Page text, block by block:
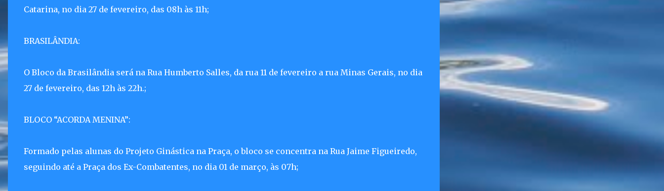
Catarina, no dia 27 de fevereiro, das 08h às 11h;
BRASILÂNDIA:
O Bloco da Brasilândia será na Rua Humberto Salles, da rua 11 de fevereiro a rua Minas Gerais, no dia
27 de fevereiro, das 12h às 22h.;
BLOCO “ACORDA MENINA”:
Formado pelas alunas do Projeto Ginástica na Praça, o bloco se concentra na Rua Jaime Figueiredo,
seguindo até a Praça dos Ex-Combatentes, no dia 01 de março, às 07h;